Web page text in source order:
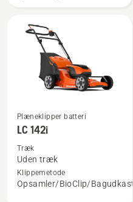
Se
flere
detaljer
om
LC 142i
Plæneklipper batteri
LC 142i
Træk
Uden træk
Klippemetode
Opsamler/BioClip/Bagudkast